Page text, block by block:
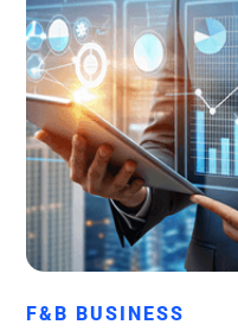
Runchise Team
F&B BUSINESS